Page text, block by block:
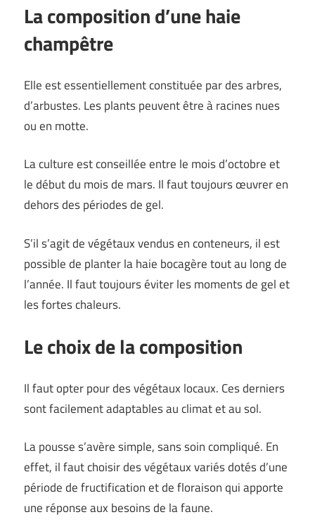
La composition d’une haie
champêtre
Elle est essentiellement constituée par des arbres,
d’arbustes. Les plants peuvent être à racines nues
ou en motte.
La culture est conseillée entre le mois d’octobre et
le début du mois de mars. Il faut toujours œuvrer en
dehors des périodes de gel.
S’il s’agit de végétaux vendus en conteneurs, il est
possible de planter la haie bocagère tout au long de
l’année. Il faut toujours éviter les moments de gel et
les fortes chaleurs.
Le choix de la composition
Il faut opter pour des végétaux locaux. Ces derniers
sont facilement adaptables au climat et au sol.
La pousse s’avère simple, sans soin compliqué. En
effet, il faut choisir des végétaux variés dotés d’une
période de fructification et de floraison qui apporte
une réponse aux besoins de la faune.